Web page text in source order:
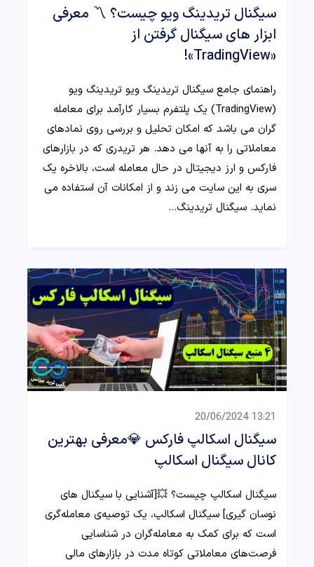
سیگنال تریدینگ ویو چیست؟ 〽️ معرفی
ابزار های سیگنال گرفتن از
«TradingView»!
راهنمای جامع سیگنال تریدینگ ویو تریدینگ ویو
(TradingView) یک پلتفرم بسیار کارآمد برای معامله
گران می باشد که امکان تحلیل و بررسی روی نمادهای
معاملاتی را به آنها می دهد. هر تریدری که در بازارهای
فارکس و ارز دیجیتال در حال معامله است، بالاخره یک
سری به این سایت می زند و از امکانات آن استفاده می
نماید. سیگنال تریدینگ…
13:21 20/06/2024
سیگنال اسکالپ فارکس 💎معرفی بهترین
کانال سیگنال اسکالپ
سیگنال اسکالپ چیست؟ 💥[آشنایی با سیگنال های
نوسان گیری] سیگنال اسکالپ، یک توصیه‌ی معامله‌گری
است که برای کمک به معامله‌گران در شناسایی
فرصت‌های معاملاتی کوتاه مدت در بازارهای مالی